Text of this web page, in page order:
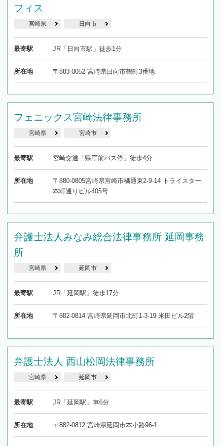
フィス
宮崎県 日向市
最寄駅 JR「日向市駅」徒歩1分
所在地 〒883-0052 宮崎県日向市鶴町3番地
フェニックス宮崎法律事務所
宮崎県 宮崎市
最寄駅 宮崎交通「県庁前バス停」徒歩4分
所在地
〒880-0805宮崎県宮崎市橘通東2-9-14 トライスター
本町通りビル405号
弁護士法人みなみ総合法律事務所 延岡事務
所
宮崎県 延岡市
最寄駅 JR「延岡駅」徒歩17分
所在地 〒882-0814 宮崎県延岡市北町1-3-19 米田ビル2階
弁護士法人 西山松岡法律事務所
宮崎県 延岡市
最寄駅 JR「延岡駅」車6分
所在地 〒882-0812 宮崎県延岡市本小路96-1